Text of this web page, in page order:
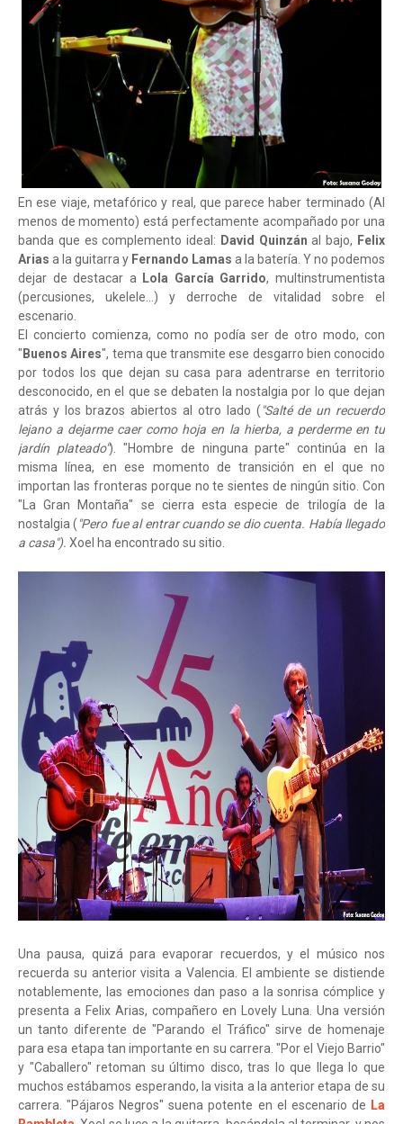
En ese viaje, metafórico y real, que parece haber terminado (Al
menos de momento) está perfectamente acompañado por una
banda que es complemento ideal: David Quinzán al bajo, Felix
Arias a la guitarra y Fernando Lamas a la batería. Y no podemos
dejar de destacar a Lola García Garrido, multinstrumentista
(percusiones, ukelele...) y derroche de vitalidad sobre el
escenario.
El concierto comienza, como no podía ser de otro modo, con
" Buenos Aires", tema que transmite ese desgarro bien conocido
por todos los que dejan su casa para adentrarse en territorio
desconocido, en el que se debaten la nostalgia por lo que dejan
atrás y los brazos abiertos al otro lado ( "Salté de un recuerdo
lejano a dejarme caer como hoja en la hierba, a perderme en tu
jardín plateado"). "Hombre de ninguna parte" continúa en la
misma línea, en ese momento de transición en el que no
importan las fronteras porque no te sientes de ningún sitio. Con
"La Gran Montaña" se cierra esta especie de trilogía de la
nostalgia ( "Pero fue al entrar cuando se dio cuenta. Había llegado
a casa"). Xoel ha encontrado su sitio.
Una pausa, quizá para evaporar recuerdos, y el músico nos
recuerda su anterior visita a Valencia. El ambiente se distiende
notablemente, las emociones dan paso a la sonrisa cómplice y
presenta a Felix Arias, compañero en Lovely Luna. Una versión
un tanto diferente de "Parando el Tráfico" sirve de homenaje
para esa etapa tan importante en su carrera. "Por el Viejo Barrio"
y "Caballero" retoman su último disco, tras lo que llega lo que
muchos estábamos esperando, la visita a la anterior etapa de su
carrera. "Pájaros Negros" suena potente en el escenario de La